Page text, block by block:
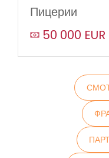
Пицерии
50 000 EUR